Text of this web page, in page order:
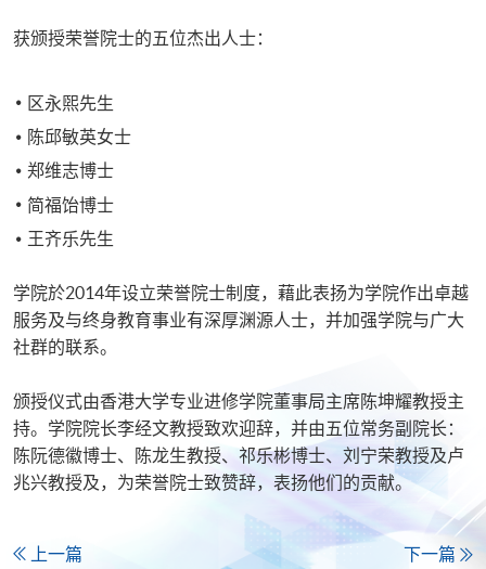
获颁授荣誉院士的五位杰出人士：
区永煕先生
陈邱敏英女士
郑维志博士
简福饴博士
王齐乐先生
学院於2014年设立荣誉院士制度，藉此表扬为学院作出卓越
服务及与终身教育事业有深厚渊源人士，并加强学院与广大
社群的联系。
颁授仪式由香港大学专业进修学院董事局主席陈坤耀教授主
持。学院院长李经文教授致欢迎辞，并由五位常务副院长：
陈阮德徽博士、陈龙生教授、祁乐彬博士、刘宁荣教授及卢
兆兴教授及，为荣誉院士致赞辞，表扬他们的贡献。
上一篇 下一篇